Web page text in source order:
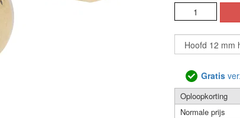
Gratis
Oploopkorting
Normale prijs